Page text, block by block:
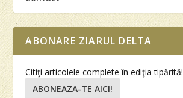
ABONARE ZIARUL DELTA
Citiţi articolele complete în ediţia tipărită!
ABONEAZA-TE AICI!